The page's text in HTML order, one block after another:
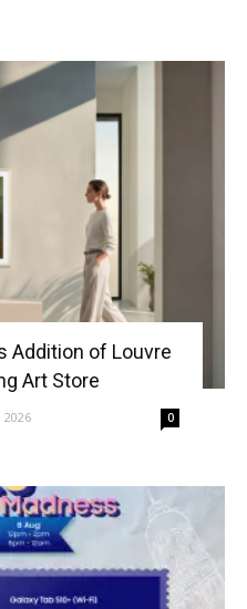
Addition of Louvre
Art Store
2026 0